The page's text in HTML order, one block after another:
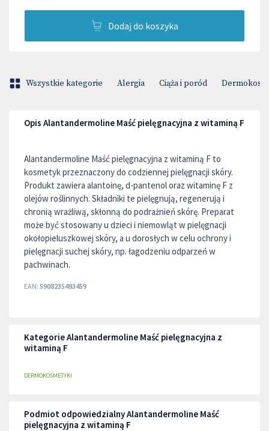
Dodaj do koszyka
Wszystkie kategorie Alergia Ciąża i poród
Opis Alantandermoline Maść pielęgnacyjna z witaminą F
Alantandermoline Maść pielęgnacyjna z witaminą F to
kosmetyk przeznaczony do codziennej pielęgnacji skóry.
Produkt zawiera alantoinę, d-pantenol oraz witaminę F z
olejów roślinnych. Składniki te pielęgnują, regenerują i
chronią wrażliwą, skłonną do podrażnień skórę. Preparat
może być stosowany u dzieci i niemowląt w pielęgnacji
okołopieluszkowej skóry, a u dorosłych w celu ochrony i
pielęgnacji suchej skóry, np. łagodzeniu odparzeń w
pachwinach.
EAN: 5908235493459
Kategorie Alantandermoline Maść pielęgnacyjna z
witaminą F
DERMOKOSMETYKI
Podmiot odpowiedzialny Alantandermoline Maść
pielęgnacyjna z witaminą F